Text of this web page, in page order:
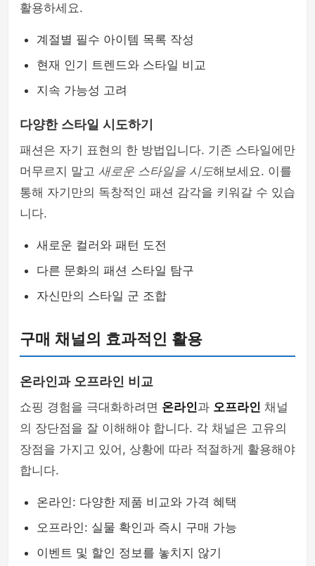
활용하세요.
계절별 필수 아이템 목록 작성
현재 인기 트렌드와 스타일 비교
지속 가능성 고려
다양한 스타일 시도하기
패션은 자기 표현의 한 방법입니다. 기존 스타일에만
머무르지 말고 새로운 스타일을 시도해보세요. 이를
통해 자기만의 독창적인 패션 감각을 키워갈 수 있습
니다.
새로운 컬러와 패턴 도전
다른 문화의 패션 스타일 탐구
자신만의 스타일 군 조합
구매 채널의 효과적인 활용
온라인과 오프라인 비교
쇼핑 경험을 극대화하려면 온라인과 오프라인 채널
의 장단점을 잘 이해해야 합니다. 각 채널은 고유의
장점을 가지고 있어, 상황에 따라 적절하게 활용해야
합니다.
온라인: 다양한 제품 비교와 가격 혜택
오프라인: 실물 확인과 즉시 구매 가능
이벤트 및 할인 정보를 놓치지 않기